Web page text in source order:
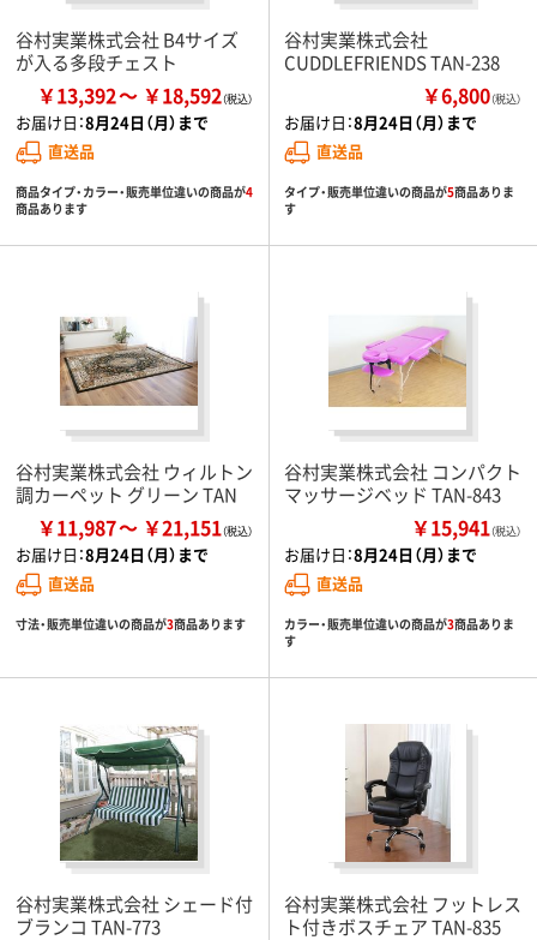
谷村実業株式会社 B4サイズ
が入る多段チェスト
￥13,392 ￥18,592
お届け日：8月24日（月）まで
直送品
商品タイプ・カラー・販売単位違いの商品が4
商品あります
谷村実業株式会社
CUDDLEFRIENDS TAN-238
￥6,800（税込）
お届け日：8月24日（月）まで
直送品
タイプ・販売単位違いの商品が5商品ありま
す
谷村実業株式会社 ウィルトン
調カーペット グリーン TAN
￥11,987 ￥21,151
お届け日：8月24日（月）まで
直送品
寸法・販売単位違いの商品が3商品あります
谷村実業株式会社 コンパクト
マッサージベッド TAN-843
￥15,941（税込）
お届け日：8月24日（月）まで
直送品
カラー・販売単位違いの商品が3商品ありま
す
谷村実業株式会社 シェード付
ブランコ TAN-773
谷村実業株式会社 フットレス
ト付きボスチェア TAN-835